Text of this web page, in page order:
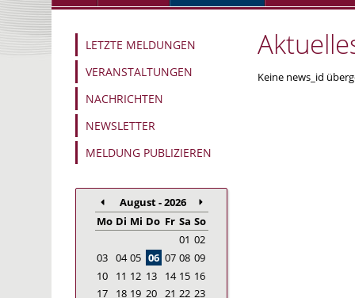
LETZTE MELDUNGEN
VERANSTALTUNGEN
NACHRICHTEN
NEWSLETTER
MELDUNG PUBLIZIEREN
August - 2026
Mo Di Mi Do Fr Sa So
01 02
03 04 05 06 07 08 09
10
11 12 13 14 15 16
17
18 19 20 21 22 23
Keine news_id